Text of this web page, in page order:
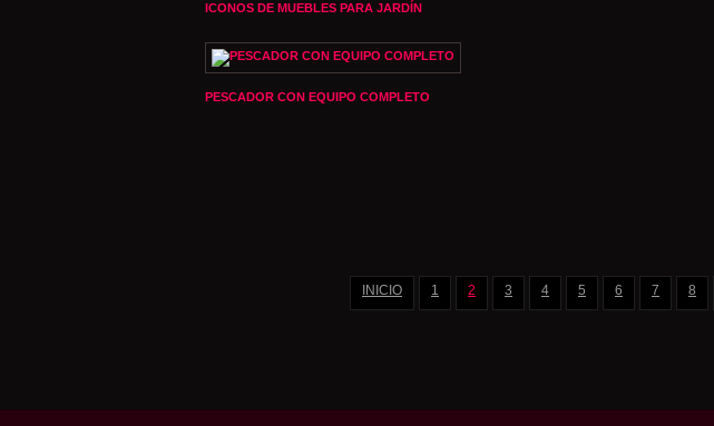
ICONOS DE MUEBLES PARA JARDÍN
PESCADOR CON EQUIPO COMPLETO
INICIO 1 2 3 4 5 6 7 8